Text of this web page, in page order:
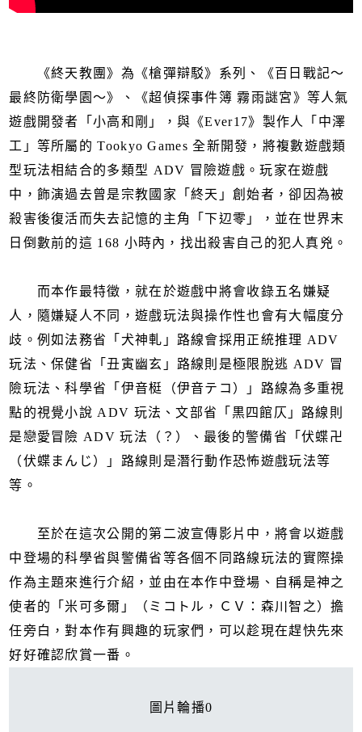
《終天教團》為《槍彈辯駁》系列、《百日戰記～
最終防衛學園～》、《超偵探事件簿 霧雨謎宮》等人氣
遊戲開發者「小高和剛」，與《Ever17》製作人「中澤
工」等所屬的 Tookyo Games 全新開發，將複數遊戲類
型玩法相結合的多類型 ADV 冒險遊戲。玩家在遊戲
中，飾演過去曾是宗教國家「終天」創始者，卻因為被
殺害後復活而失去記憶的主角「下辺零」，並在世界末
日倒數前的這 168 小時內，找出殺害自己的犯人真兇。
而本作最特徵，就在於遊戲中將會收錄五名嫌疑
人，隨嫌疑人不同，遊戲玩法與操作性也會有大幅度分
歧。例如法務省「犬神軋」路線會採用正統推理 ADV
玩法、保健省「丑寅幽玄」路線則是極限脫逃 ADV 冒
險玩法、科學省「伊音梃（伊音テコ）」路線為多重視
點的視覺小說 ADV 玩法、文部省「黒四館仄」路線則
是戀愛冒險 ADV 玩法（？）、最後的警備省「伏蝶卍
（伏蝶まんじ）」路線則是潛行動作恐怖遊戲玩法等
等。
至於在這次公開的第二波宣傳影片中，將會以遊戲
中登場的科學省與警備省等各個不同路線玩法的實際操
作為主題來進行介紹，並由在本作中登場、自稱是神之
使者的「米可多爾」（ミコトル，ＣＶ：森川智之）擔
任旁白，對本作有興趣的玩家們，可以趁現在趕快先來
好好確認欣賞一番。
圖片輪播0